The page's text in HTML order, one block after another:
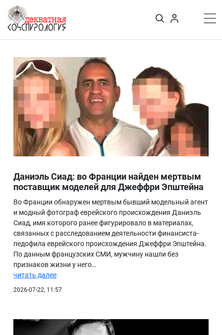
содержимому
Войти
Теории заговора
Тайные общества и секты
Власть
Деньги
Пороки
Криминал
Грязные деньги Украины
Здоровье
История и археология
Игромания
Неизведанное
Персоны
Практика
БИБЛИОТЕКА
ВИДЕО
ФОТО
Даниэль Сиад: во Франции найден мертвым
поставщик моделей для Джеффри Эпштейна
Во Франции обнаружен мертвым бывший модельный агент
и модный фотограф еврейского происхождения Даниэль
Сиад, имя которого ранее фигурировало в материалах,
связанных с расследованием деятельности финансиста-
педофила еврейского происхождения Джеффри Эпштейна.
По данным французских СМИ, мужчину нашли без
признаков жизни у него…
читать далее
2026-07-22, 11:57